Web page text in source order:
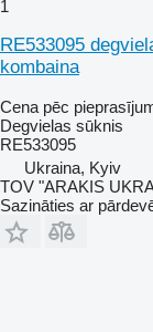
1
RE533095
kombaina
Cena pēc
Degvielas sūknis
RE533095
Ukraina, Kyiv
TOV "ARAKIS
Sazināties ar